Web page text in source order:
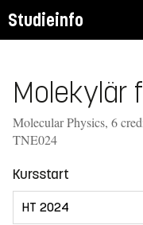
Studieinfo
Molekylär
Molecular Physics, 6
TNE024
Kursstart